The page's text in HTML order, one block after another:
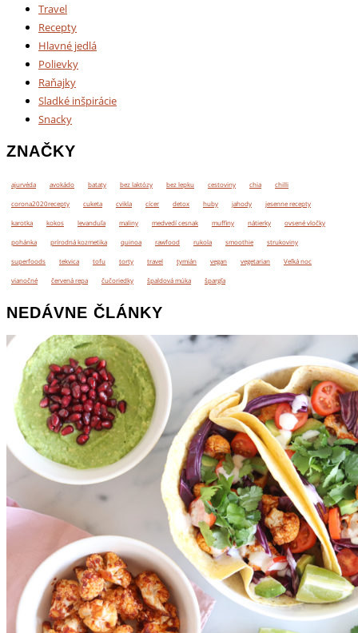
Travel
Recepty
Hlavné jedlá
Polievky
Raňajky
Sladké inšpirácie
Snacky
ZNAČKY
ajurvéda avokádo bataty bez laktózy bez lepku cestoviny chia chilli
corona2020recepty cuketa cvikla cícer detox huby jahody jesenne recepty
karotka kokos levanduľa maliny medvedí cesnak muffiny nátierky ovsené vločky
pohánka prírodná kozmetika quinoa rawfood rukola smoothie strukoviny
superfoods tekvica tofu torty travel tymián vegan vegetarian Veľká noc
vianočné červená repa čučoriedky špaldová múka špargľa
NEDÁVNE ČLÁNKY